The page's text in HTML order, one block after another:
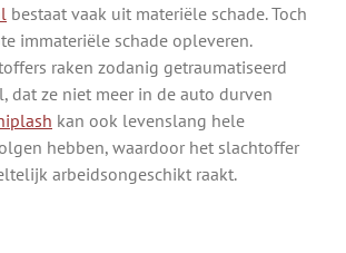
bestaat vaak uit materiële schade. Toch
immateriële schade opleveren.
raken zodanig getraumatiseerd
dat ze niet meer in de auto durven
kan ook levenslang hele
hebben, waardoor het slachtoffer
arbeidsongeschikt raakt.